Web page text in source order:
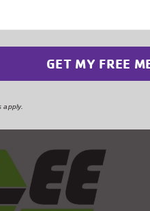
Some of
apply.